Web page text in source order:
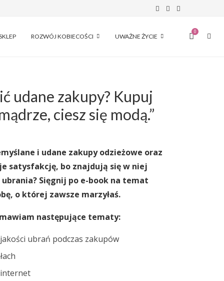
ROZWÓJ KOBIECOŚCI UWAŻNE ŻYCIE
0
udane zakupy? Kupuj
ciesz się modą.”
i udane zakupy odzieżowe oraz
satysfakcję, bo znajdują się w niej
Sięgnij po e-book na temat
o której zawsze marzyłaś.
następujące tematy:
ubrań podczas zakupów